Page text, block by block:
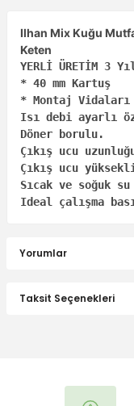
Ilhan Mix Kuğu
Keten
YERLİ ÜRETİM
* 40 mm Kartuş
* Montaj Vidaları
Isı debi ayarlı
Döner borulu.
Çıkış ucu
Çıkış ucu
Sıcak ve soğuk
Ideal çalışma
Yorumlar
Taksit Seçenekleri